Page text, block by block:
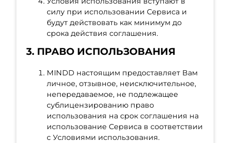
силу при использовании Сервиса и
будут действовать как минимум до
срока действия соглашения.
3. ПРАВО ИСПОЛЬЗОВАНИЯ
MINDD настоящим предоставляет Вам
личное, отзывное, неисключительное,
непередаваемое, не подлежащее
сублицензированию право
использования на срок соглашения на
использование Сервиса в соответствии
с Условиями использования.